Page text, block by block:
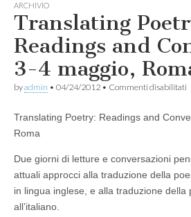
ARCHIVIO
Translating
Readings and
3-4 maggio,
byadmin • 04/24/2012 • Commenti disabilitati
4
Translating Poetry: Readings and
Roma
Due giorni di letture e conversazioni
attuali approcci alla traduzione della
in lingua inglese, e alla traduzione della
all’italiano.